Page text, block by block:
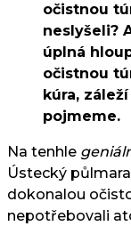
očistnou
neslyšeli?
úplná
očistnou
kúra,
pojmeme.
Na tenhle
Ústecký
dokonalou
nepotřebovali